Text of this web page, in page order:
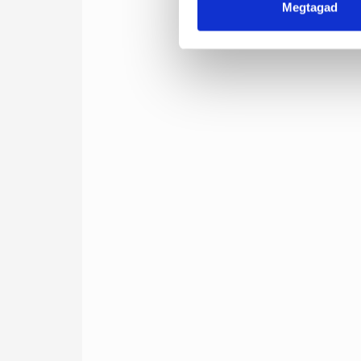
Megtagad